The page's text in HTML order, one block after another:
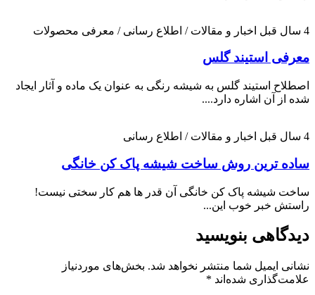
4 سال قبل اخبار و مقالات / اطلاع رسانی / معرفی محصولات
معرفی استیند گلس
اصطلاح استیند گلس به شیشه رنگی به عنوان یک ماده و آثار ایجاد
شده از آن اشاره دارد....
4 سال قبل اخبار و مقالات / اطلاع رسانی
ساده ترین روش ساخت شیشه پاک کن خانگی
ساخت شیشه پاک کن خانگی آن قدر ها هم کار سختی نیست!
راستش خبر خوب این...
دیدگاهی بنویسید
نشانی ایمیل شما منتشر نخواهد شد. بخش‌های موردنیاز
علامت‌گذاری شده‌اند *